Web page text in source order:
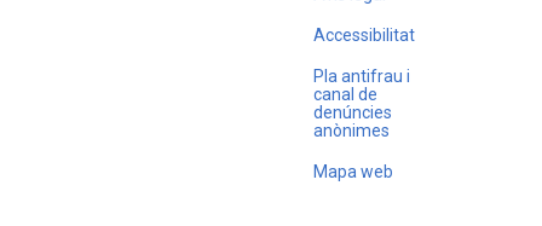
Accessibilitat
Pla antifrau i
canal de
denúncies
anònimes
Mapa web